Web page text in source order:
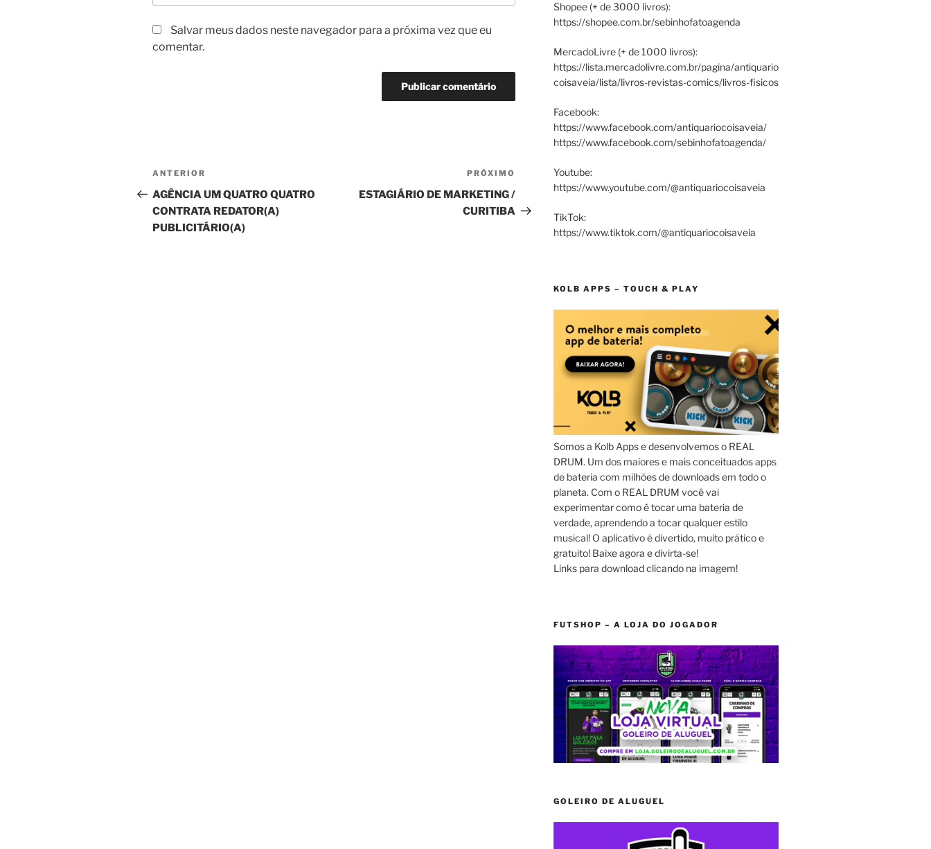
Salvar meus dados neste navegador para a próxima vez que eu
comentar.
Navegação
de
Post
Post
anterior
ANTERIOR
AGÊNCIA UM QUATRO QUATRO
CONTRATA REDATOR(A)
PUBLICITÁRIO(A)
Próximo
post
PRÓXIMO
ESTAGIÁRIO DE MARKETING /
CURITIBA
Shopee (+ de 3000 livros):
https://shopee.com.br/sebinhofatoagenda
MercadoLivre (+ de 1000 livros):
https://lista.mercadolivre.com.br/pagina/antiquario
coisaveia/lista/livros-revistas-comics/livros-fisicos
Facebook:
https://www.facebook.com/antiquariocoisaveia/
https://www.facebook.com/sebinhofatoagenda/
Youtube:
https://www.youtube.com/@antiquariocoisaveia
TikTok:
https://www.tiktok.com/@antiquariocoisaveia
KOLB APPS – TOUCH & PLAY
Somos a Kolb Apps e desenvolvemos o REAL
DRUM. Um dos maiores e mais conceituados apps
de bateria com milhões de downloads em todo o
planeta. Com o REAL DRUM você vai
experimentar como é tocar uma bateria de
verdade, aprendendo a tocar qualquer estilo
musical! O aplicativo é divertido, muito prático e
gratuito! Baixe agora e divirta-se!
Links para download clicando na imagem!
FUTSHOP – A LOJA DO JOGADOR
GOLEIRO DE ALUGUEL